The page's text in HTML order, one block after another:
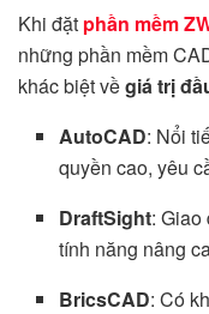
Khi đặt phần mềm
những phần mềm
khác biệt vềgiá trị
AutoCAD: Nổi
quyền cao, yêu
DraftSight:
tính năng nâng
BricsCAD: Có